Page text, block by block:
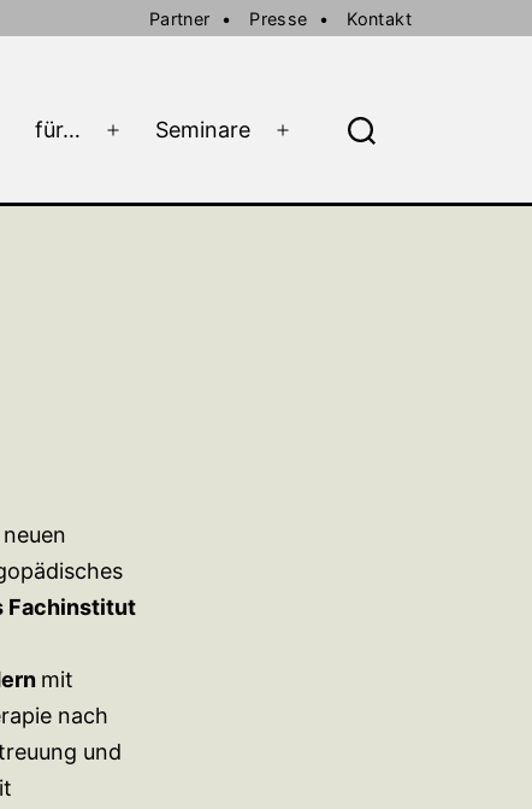
Partner Presse Kontakt
Menü
für…
Menü
Seminare
Fachinstitut
mit
nach
und